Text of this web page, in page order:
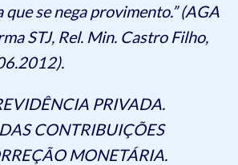
se nega provimento.” (AGA
STJ, Rel. Min. Castro Filho,
PRIVADA.
CONTRIBUIÇÕES
MONETÁRIA.